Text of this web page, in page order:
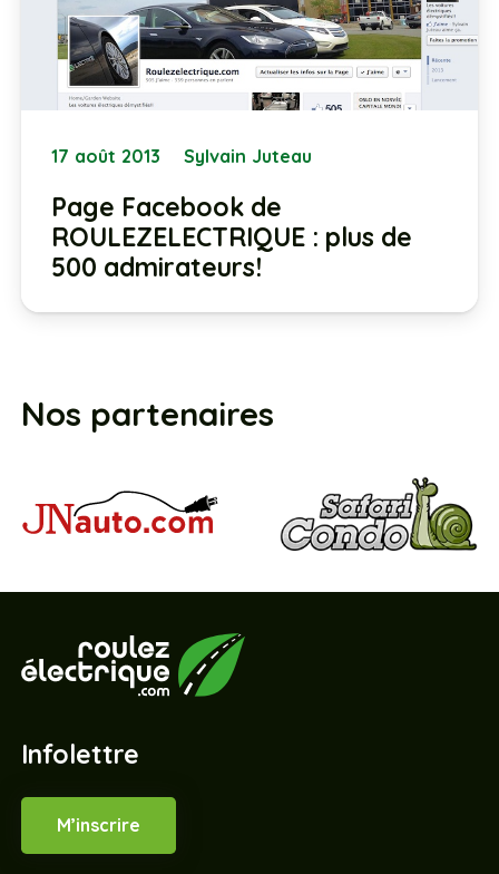
17 août 2013 Sylvain Juteau
Page Facebook de
ROULEZELECTRIQUE : plus de
500 admirateurs!
Nos partenaires
Infolettre
M’inscrire